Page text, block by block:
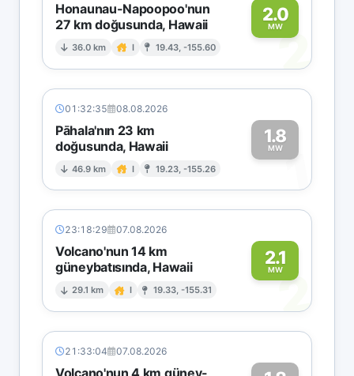
Honaunau-Napoopoo'nun
27 km doğusunda, Hawaii
36.0 km I 19.43, -155.60
2.0
MW
2
01:32:35 08.08.2026
Pāhala'nın 23 km
doğusunda, Hawaii
46.9 km I 19.23, -155.26
1.8
MW1
23:18:29 07.08.2026
Volcano'nun 14 km
güneybatısında, Hawaii
29.1 km I 19.33, -155.31
2.1
MW2
21:33:04 07.08.2026
Volcano'nun 4 km güney-